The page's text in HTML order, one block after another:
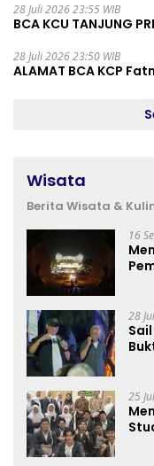
28 Juli 2026 23:55 WIB
BCA KCU TANJUNG
28 Juli 2026 23:50 WIB
ALAMAT BCA KCP
Wisata
Berita Wisata &
16
28
25